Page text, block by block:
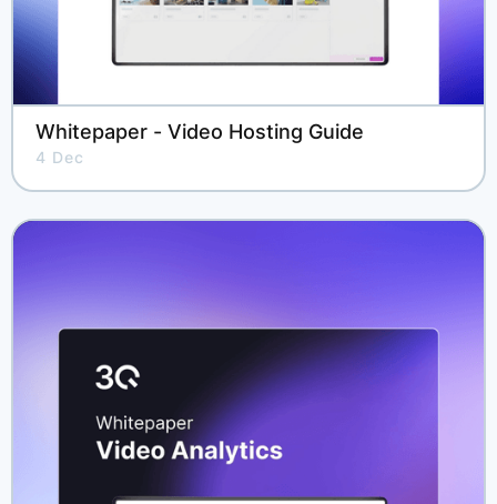
Whitepaper - Video Hosting Guide
4 Dec